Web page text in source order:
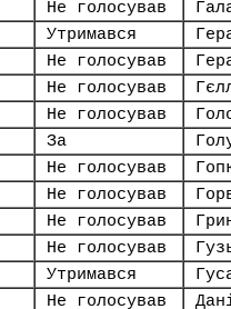
Не голосував
Утримався
Не голосував
Не голосував
Не голосував
За
Не голосував
Не голосував
Не голосував
Не голосував
Утримався
Не голосував